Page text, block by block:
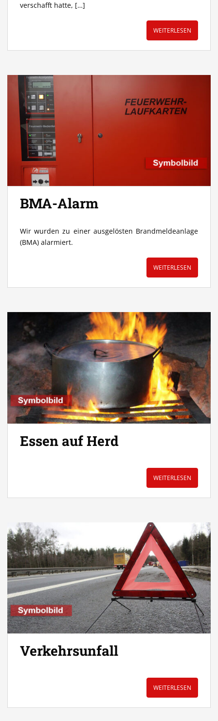
verschafft hatte, […]
WEITERLESEN
BMA-Alarm
Wir wurden zu einer ausgelösten Brandmeldeanlage
(BMA) alarmiert.
WEITERLESEN
Essen auf Herd
WEITERLESEN
Verkehrsunfall
WEITERLESEN